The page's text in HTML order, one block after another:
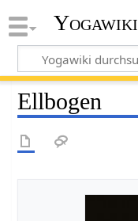
Yogawiki
Ellbogen